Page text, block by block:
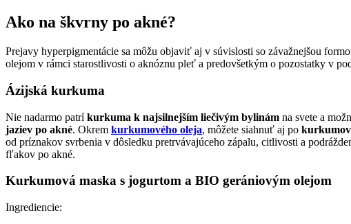
Ako na škvrny po akné?
Prejavy hyperpigmentácie sa môžu objaviť aj v súvislosti so závažnejšou
olejom v rámci starostlivosti o aknóznu pleť a predovšetkým o pozostatky v
Ázijská kurkuma
Nie nadarmo patríkurkuma k najsilnejším liečivým bylinám na svete a
jaziev po akné. Okrem kurkumového oleja, môžete siahnuť aj po
od príznakov svrbenia v dôsledku pretrvávajúceho zápalu, citlivosti a
fľakov po akné.
Kurkumová maska s jogurtom a BIO gerániovým olejom
Ingrediencie: